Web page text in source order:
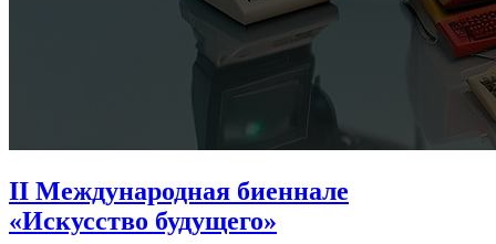
II Международная биеннале
«Искусство будущего»